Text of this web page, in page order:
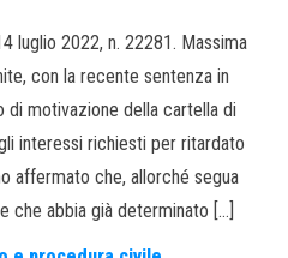
luglio 2022, n. 22281. Massima
con la recente sentenza in
motivazione della cartella di
interessi richiesti per ritardato
affermato che, allorché segua
che abbia già determinato […]